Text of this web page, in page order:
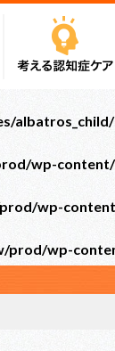
wp-
wp-
prod/wp-